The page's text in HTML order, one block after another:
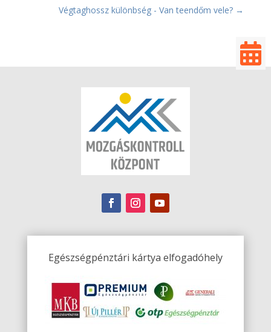
Végtaghossz különbség - Van teendőm vele? →
Egészségpénztári kártya elfogadóhely
